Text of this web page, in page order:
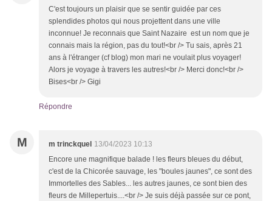
C'est toujours un plaisir que se sentir guidée par ces
splendides photos qui nous projettent dans une ville
inconnue! Je reconnais que Saint Nazaire est un nom que je
connais mais la région, pas du tout!<br /> Tu sais, après 21
ans à l'étranger (cf blog) mon mari ne voulait plus voyager!
Alors je voyage à travers les autres!<br /> Merci donc!<br />
Bises<br /> Gigi
Répondre
M m trinckquel 13/04/2023 10:13
Encore une magnifique balade ! les fleurs bleues du début,
c'est de la Chicorée sauvage, les "boules jaunes", ce sont des
Immortelles des Sables... les autres jaunes, ce sont bien des
fleurs de Millepertuis....<br /> Je suis déjà passée sur ce pont,